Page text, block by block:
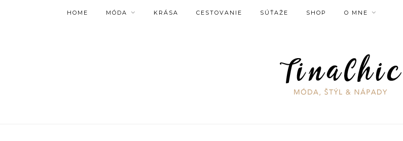
HOME MÓDA KRÁSA CESTOVANIE SÚŤAŽE SHOP O MNE